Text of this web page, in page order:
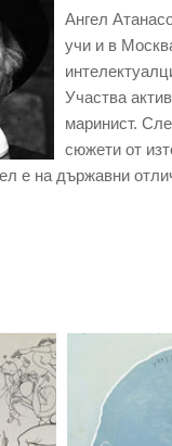
Ангел
учи и в
Участва
маринист.
сюжети от
е на държавни